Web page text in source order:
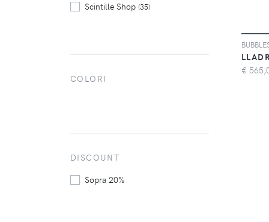
€
Scintille Shop (35)
COLORI
DISCOUNT
Sopra 20%